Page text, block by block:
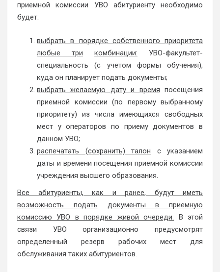
приемной комиссии УВО абитуриенту необходимо
будет:
выбрать в порядке собственного приоритета
любые три
комбинации: УВО-факультет-
специальность (с учетом формы обучения),
куда он планирует подать документы;
выбрать желаемую дату и время посещения
приемной комиссии (по первому выбранному
приоритету) из числа имеющихся свободных
мест у операторов по приему документов в
данном УВО;
распечатать (сохранить) талон с указанием
даты и времени посещения приемной комиссии
учреждения высшего образования.
Все абитуриенты, как и ранее, будут иметь
возможность подать
документы в приемную
комиссию УВО в порядке живой очереди. В этой
связи УВО организационно предусмотрят
определенный резерв рабочих мест для
обслуживания таких абитуриентов.